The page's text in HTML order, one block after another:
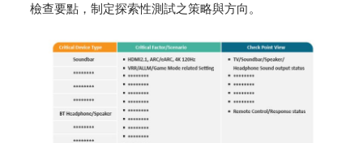
檢查要點，制定探索性測試之策略與方向。